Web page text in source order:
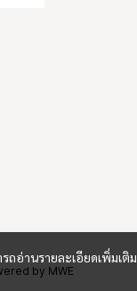
อ่านรายละเอียดเพิ่มเติม
by MWE